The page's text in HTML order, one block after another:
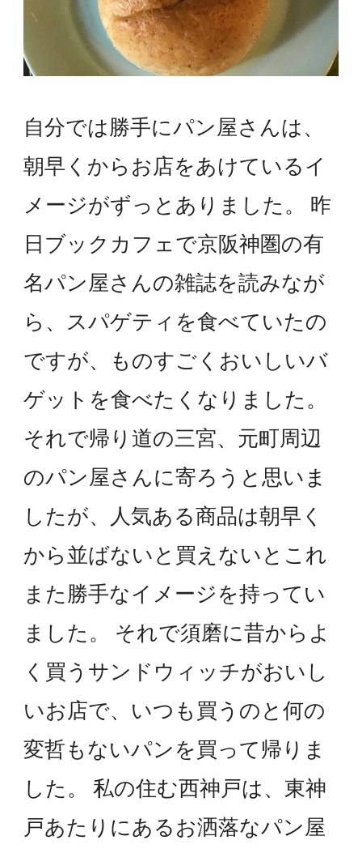
自分では勝手にパン屋さんは、
朝早くからお店をあけているイ
メージがずっとありました。 昨
日ブックカフェで京阪神圏の有
名パン屋さんの雑誌を読みなが
ら、スパゲティを食べていたの
ですが、ものすごくおいしいバ
ゲットを食べたくなりました。
それで帰り道の三宮、元町周辺
のパン屋さんに寄ろうと思いま
したが、人気ある商品は朝早く
から並ばないと買えないとこれ
また勝手なイメージを持ってい
ました。 それで須磨に昔からよ
く買うサンドウィッチがおいし
いお店で、いつも買うのと何の
変哲もないパンを買って帰りま
した。 私の住む西神戸は、東神
戸あたりにあるお洒落なパン屋